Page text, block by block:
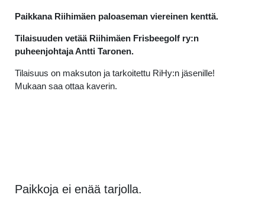
Paikkana Riihimäen paloaseman viereinen kenttä.
Tilaisuuden vetää Riihimäen Frisbeegolf ry:n
puheenjohtaja Antti Taronen.
Tilaisuus on maksuton ja tarkoitettu RiHy:n jäsenille!
Mukaan saa ottaa kaverin.
Paikkoja ei enää tarjolla.